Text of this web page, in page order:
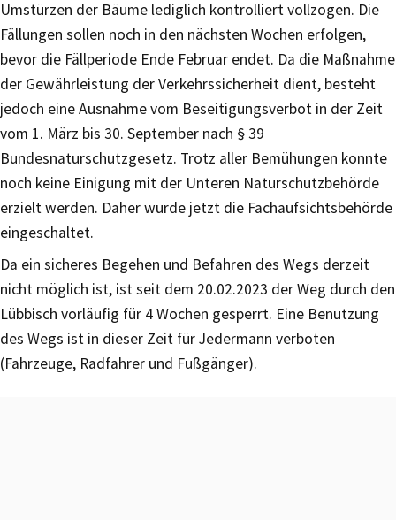
Umstürzen der Bäume lediglich kontrolliert vollzogen. Die
Fällungen sollen noch in den nächsten Wochen erfolgen,
bevor die Fällperiode Ende Februar endet. Da die Maßnahme
der Gewährleistung der Verkehrssicherheit dient, besteht
jedoch eine Ausnahme vom Beseitigungsverbot in der Zeit
vom 1. März bis 30. September nach § 39
Bundesnaturschutzgesetz. Trotz aller Bemühungen konnte
noch keine Einigung mit der Unteren Naturschutzbehörde
erzielt werden. Daher wurde jetzt die Fachaufsichtsbehörde
eingeschaltet.
Da ein sicheres Begehen und Befahren des Wegs derzeit
nicht möglich ist, ist seit dem 20.02.2023 der Weg durch den
Lübbisch vorläufig für 4 Wochen gesperrt. Eine Benutzung
des Wegs ist in dieser Zeit für Jedermann verboten
(Fahrzeuge, Radfahrer und Fußgänger).